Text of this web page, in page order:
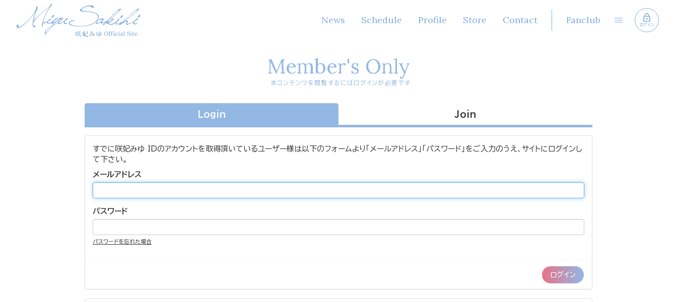
News Schedule Profile Store Contact Fanclub ログイン
Member's Only
本コンテンツを閲覧するにはログインが必要です
Login Join
すでに咲妃みゆ IDのアカウントを取得頂いているユーザー様は以下のフォームより「メールアドレス」「パスワード」をご入力のうえ、サイトにログインし
て下さい。
メールアドレス
パスワード
パスワードを忘れた場合